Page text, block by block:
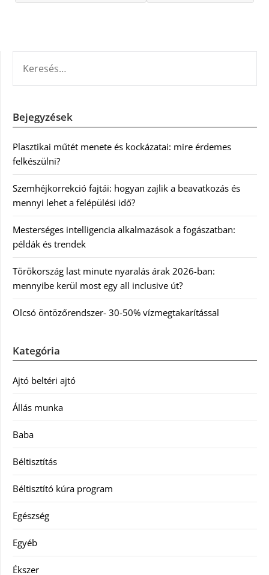
Bejegyzések
Plasztikai műtét menete és kockázatai: mire érdemes
felkészülni?
Szemhéjkorrekció fajtái: hogyan zajlik a beavatkozás és
mennyi lehet a felépülési idő?
Mesterséges intelligencia alkalmazások a fogászatban:
példák és trendek
Törökország last minute nyaralás árak 2026-ban:
mennyibe kerül most egy all inclusive út?
Olcsó öntözőrendszer- 30-50% vízmegtakarítással
Kategória
Ajtó beltéri ajtó
Állás munka
Baba
Béltisztítás
Béltisztító kúra program
Egészség
Egyéb
Ékszer